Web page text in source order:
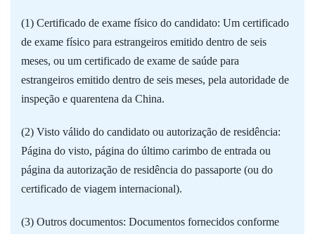
(1) Certificado de exame físico do candidato: Um certificado
de exame físico para estrangeiros emitido dentro de seis
meses, ou um certificado de exame de saúde para
estrangeiros emitido dentro de seis meses, pela autoridade de
inspeção e quarentena da China.
(2) Visto válido do candidato ou autorização de residência:
Página do visto, página do último carimbo de entrada ou
página da autorização de residência do passaporte (ou do
certificado de viagem internacional).
(3) Outros documentos: Documentos fornecidos conforme